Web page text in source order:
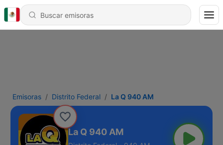
Emisoras Distrito Federal La Q 940 AM
La Q 940 AM